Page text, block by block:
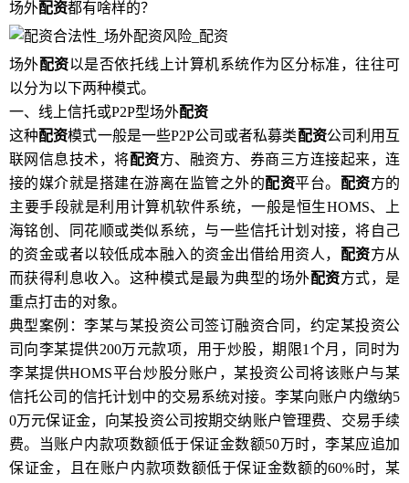
场外配资都有啥样的？
场外配资以是否依托线上计算机系统作为区分标准，往往可
以分为以下两种模式。
一、线上信托或P2P型场外配资
这种配资模式一般是一些P2P公司或者私募类配资公司利用互
联网信息技术，将配资方、融资方、券商三方连接起来，连
接的媒介就是搭建在游离在监管之外的配资平台。 配资方的
主要手段就是利用计算机软件系统，一般是恒生HOMS、上
海铭创、同花顺或类似系统，与一些信托计划对接，将自己
的资金或者以较低成本融入的资金出借给用资人， 配资方从
而获得利息收入。这种模式是最为典型的场外配资方式，是
重点打击的对象。
典型案例：李某与某投资公司签订融资合同，约定某投资公
司向李某提供200万元款项，用于炒股，期限1个月，同时为
李某提供HOMS平台炒股分账户，某投资公司将该账户与某
信托公司的信托计划中的交易系统对接。李某向账户内缴纳5
0万元保证金，向某投资公司按期交纳账户管理费、交易手续
费。当账户内款项数额低于保证金数额50万时，李某应追加
保证金，且在账户内款项数额低于保证金数额的60%时，某